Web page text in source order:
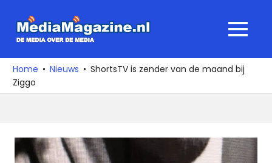
naar
media
over
de
MENU
Home Nieuws
ShortsTV is zender van de maand bij
Ziggo